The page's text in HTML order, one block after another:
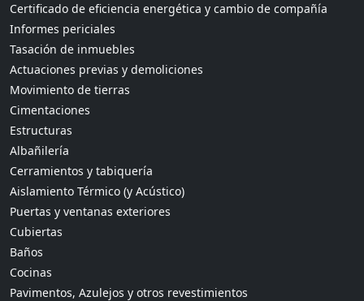
Certificado de eficiencia energética y cambio de compañía
Informes periciales
Tasación de inmuebles
Actuaciones previas y demoliciones
Movimiento de tierras
Cimentaciones
Estructuras
Albañilería
Cerramientos y tabiquería
Aislamiento Térmico (y Acústico)
Puertas y ventanas exteriores
Cubiertas
Baños
Cocinas
Pavimentos, Azulejos y otros revestimientos